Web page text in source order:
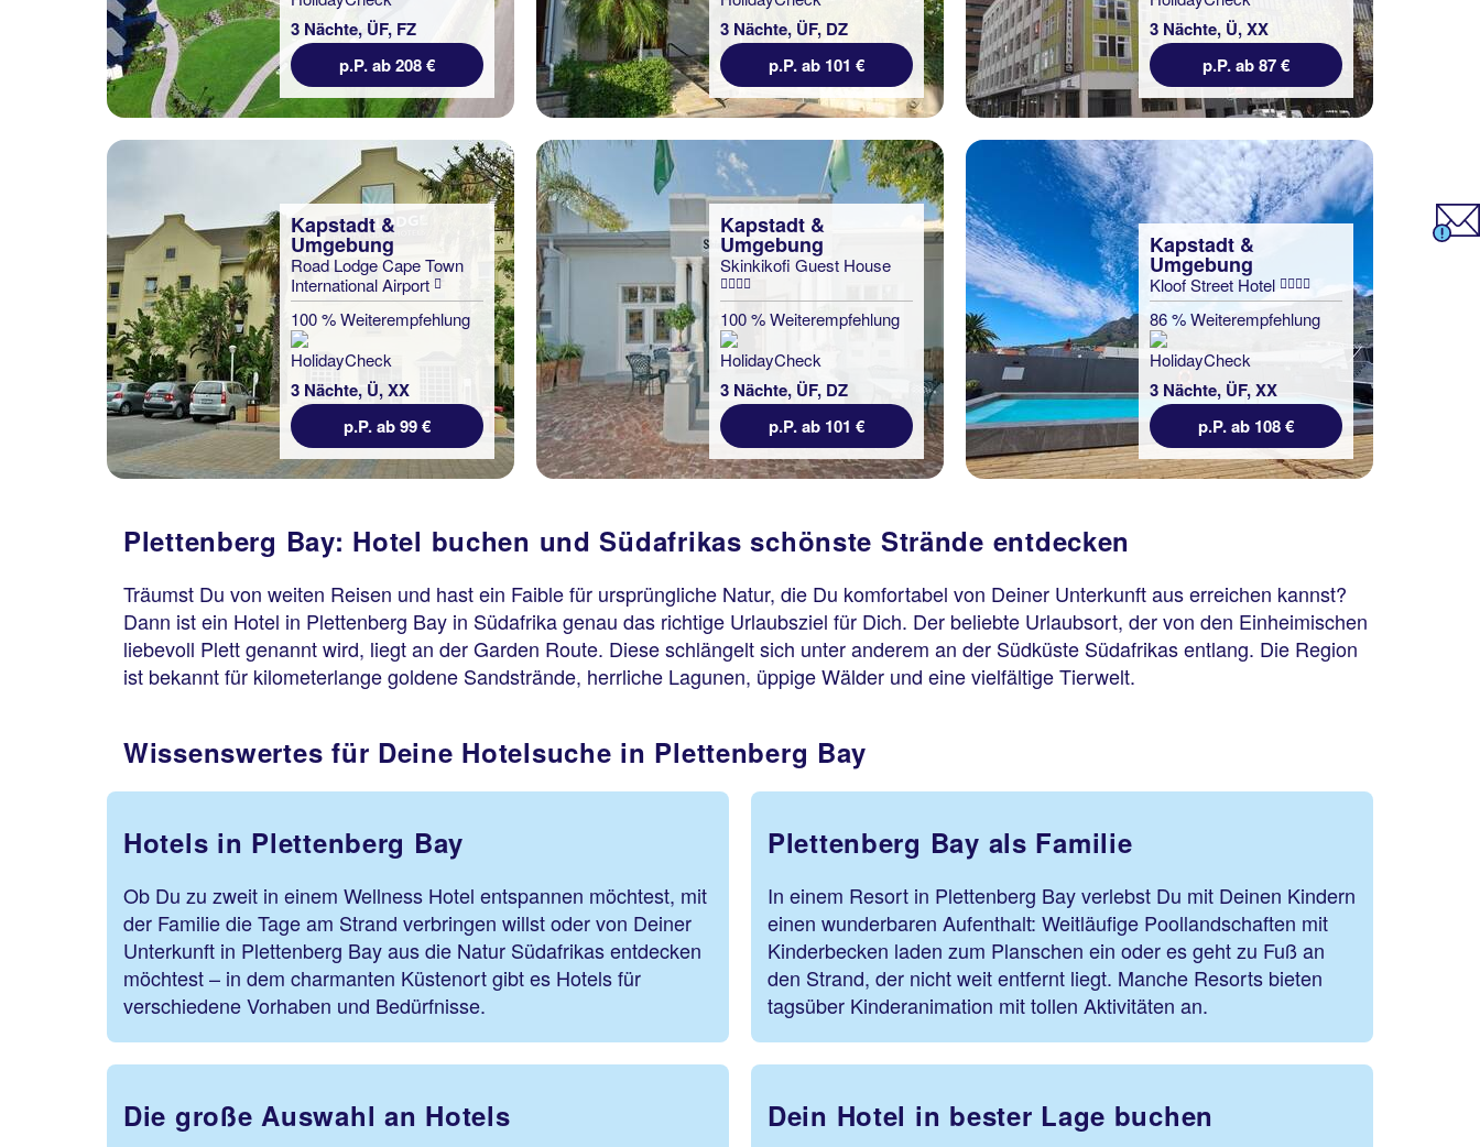
3 Nächte, ÜF, FZ
p.P. ab 208 €
3 Nächte, ÜF, DZ
p.P. ab 101 €
3 Nächte, Ü, XX
p.P. ab 87 €
Kapstadt &
Umgebung
Road Lodge Cape Town
International Airport
100 % Weiterempfehlung
3 Nächte, Ü, XX
p.P. ab 99 €
Kapstadt &
Umgebung
Skinkikofi Guest House
100 % Weiterempfehlung
3 Nächte, ÜF, DZ
p.P. ab 101 €
Kapstadt &
Umgebung
Kloof Street Hotel
86 % Weiterempfehlung
3 Nächte, ÜF, XX
p.P. ab 108 €
Plettenberg Bay: Hotel buchen und Südafrikas schönste Strände entdecken
Träumst Du von weiten Reisen und hast ein Faible für ursprüngliche Natur, die Du komfortabel von Deiner Unterkunft aus erreichen kannst?
Dann ist ein Hotel in Plettenberg Bay in Südafrika genau das richtige Urlaubsziel für Dich. Der beliebte Urlaubsort, der von den Einheimischen
liebevoll Plett genannt wird, liegt an der Garden Route. Diese schlängelt sich unter anderem an der Südküste Südafrikas entlang. Die Region
ist bekannt für kilometerlange goldene Sandstrände, herrliche Lagunen, üppige Wälder und eine vielfältige Tierwelt.
Wissenswertes für Deine Hotelsuche in Plettenberg Bay
Hotels in Plettenberg Bay
Ob Du zu zweit in einem Wellness Hotel entspannen möchtest, mit
der Familie die Tage am Strand verbringen willst oder von Deiner
Unterkunft in Plettenberg Bay aus die Natur Südafrikas entdecken
möchtest – in dem charmanten Küstenort gibt es Hotels für
verschiedene Vorhaben und Bedürfnisse.
Die große Auswahl an Hotels
Plettenberg Bay als Familie
In einem Resort in Plettenberg Bay verlebst Du mit Deinen Kindern
einen wunderbaren Aufenthalt: Weitläufige Poollandschaften mit
Kinderbecken laden zum Planschen ein oder es geht zu Fuß an
den Strand, der nicht weit entfernt liegt. Manche Resorts bieten
tagsüber Kinderanimation mit tollen Aktivitäten an.
Dein Hotel in bester Lage buchen